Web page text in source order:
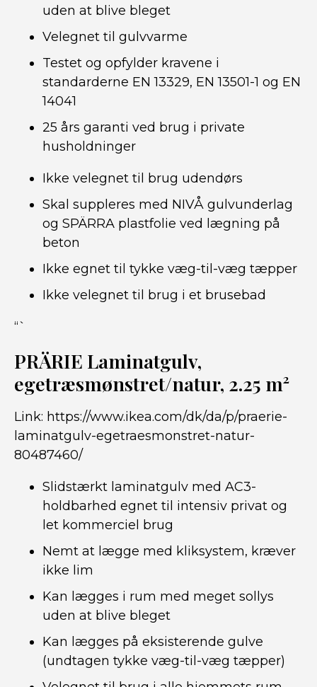
uden at blive bleget
Velegnet til gulvvarme
Testet og opfylder kravene i
standarderne EN 13329, EN 13501-1 og EN
14041
25 års garanti ved brug i private
husholdninger
Ikke velegnet til brug udendørs
Skal suppleres med NIVÅ gulvunderlag
og SPÄRRA plastfolie ved lægning på
beton
Ikke egnet til tykke væg-til-væg tæpper
Ikke velegnet til brug i et brusebad
“`
PRÄRIE Laminatgulv,
egetræsmønstret/natur, 2.25 m²
Link: https://www.ikea.com/dk/da/p/praerie-
laminatgulv-egetraesmonstret-natur-
80487460/
Slidstærkt laminatgulv med AC3-
holdbarhed egnet til intensiv privat og
let kommerciel brug
Nemt at lægge med kliksystem, kræver
ikke lim
Kan lægges i rum med meget sollys
uden at blive bleget
Kan lægges på eksisterende gulve
(undtagen tykke væg-til-væg tæpper)